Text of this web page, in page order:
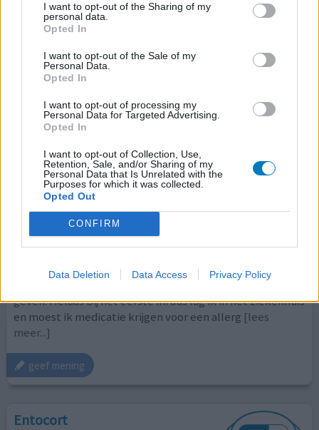
I want to opt-out of the Sharing of my
personal data.
Opted In
I want to opt-out of the Sale of my
Personal Data.
Opted In
I want to opt-out of processing my
Personal Data for Targeted Advertising.
Opted In
I want to opt-out of Collection, Use,
Retention, Sale, and/or Sharing of my
Personal Data that Is Unrelated with the
Purposes for which it was collected.
Opted Out
CONFIRM
Data Deletion Data Access Privacy Policy
Entyvio
19-09-2025 | Vrouw | 37
vedolizumab
Ziekte van Crohn
Effectiviteit
Bijwerkingen
allergische reactie
acute hoofdpijn
Nadat ik moest stoppen met zeer tevredenheid van jaren
met de infliximab kreeg ik humira. Dit heb ik 3 keer
ambulance en ziekenhuis bezoek tot gevolg) toen over
gegaan op entyvio omdat dit minder bijwerkingen zou
geven. Helaas bij het eerste infuus lag ik in het ziekenhuis
en moest ik medicatie krijgen voor een allerg [lees
meer...]
geef mening
Entocort